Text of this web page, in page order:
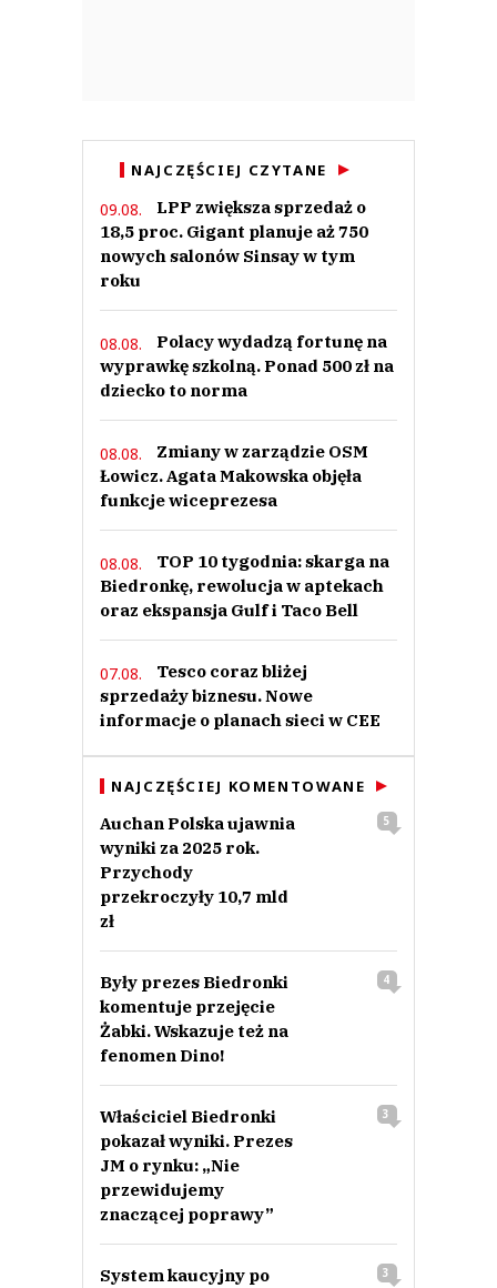
NAJCZĘŚCIEJ CZYTANE
09.08.
LPP zwiększa sprzedaż o
18,5 proc. Gigant planuje aż 750
nowych salonów Sinsay w tym
roku
08.08.
Polacy wydadzą fortunę na
wyprawkę szkolną. Ponad 500 zł na
dziecko to norma
08.08.
Zmiany w zarządzie OSM
Łowicz. Agata Makowska objęła
funkcje wiceprezesa
08.08.
TOP 10 tygodnia: skarga na
Biedronkę, rewolucja w aptekach
oraz ekspansja Gulf i Taco Bell
07.08.
Tesco coraz bliżej
sprzedaży biznesu. Nowe
informacje o planach sieci w CEE
NAJCZĘŚCIEJ KOMENTOWANE
Auchan Polska ujawnia
wyniki za 2025 rok.
Przychody
przekroczyły 10,7 mld
zł
5
Były prezes Biedronki
komentuje przejęcie
Żabki. Wskazuje też na
fenomen Dino!
4
Właściciel Biedronki
pokazał wyniki. Prezes
JM o rynku: „Nie
przewidujemy
znaczącej poprawy”
3
System kaucyjny po
3